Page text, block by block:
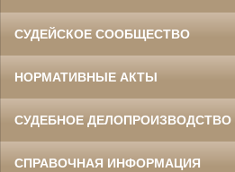
СУДЕЙСКОЕ СООБЩЕСТВО
НОРМАТИВНЫЕ АКТЫ
СУДЕБНОЕ ДЕЛОПРОИЗВОДСТВО
СПРАВОЧНАЯ ИНФОРМАЦИЯ